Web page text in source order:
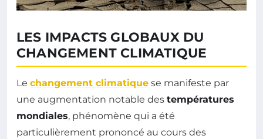
LES IMPACTS GLOBAUX DU
CHANGEMENT CLIMATIQUE
Le changement climatique se manifeste par
une augmentation notable des températures
mondiales, phénomène qui a été
particulièrement prononcé au cours des